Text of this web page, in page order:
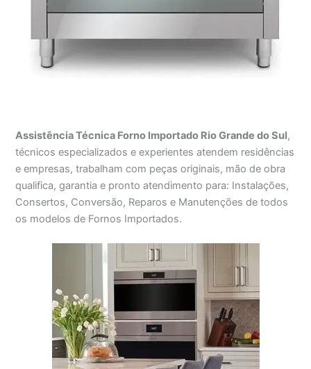
Assistência Técnica Forno Importado Rio Grande do Sul,
técnicos especializados e experientes atendem residências
e empresas, trabalham com peças originais, mão de obra
qualifica, garantia e pronto atendimento para: Instalações,
Consertos, Conversão, Reparos e Manutenções de todos
os modelos de Fornos Importados.